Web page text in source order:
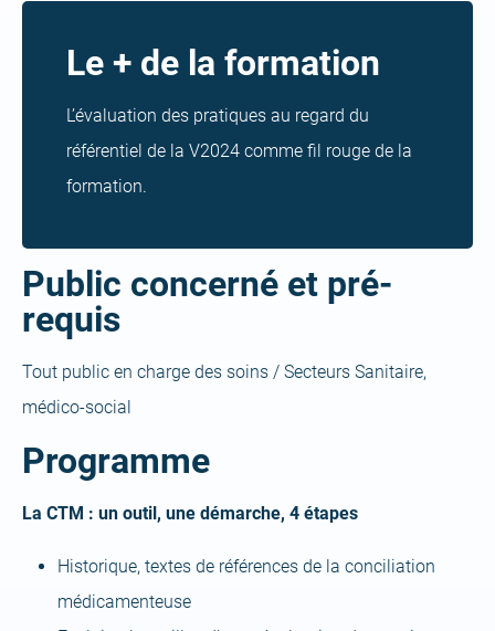
Le + de la formation
L’évaluation des pratiques au regard du
référentiel de la V2024 comme fil rouge de la
formation.
Public concerné et pré-
requis
Tout public en charge des soins / Secteurs Sanitaire,
médico-social
Programme
La CTM : un outil, une démarche, 4 étapes
Historique, textes de références de la conciliation
médicamenteuse